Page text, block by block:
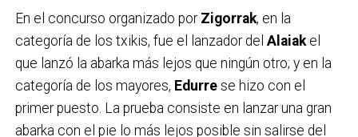
En el concurso organizado por Zigorrak, en la
categoría de los txikis, fue el lanzador del Alaiakel
que lanzó la abarka más lejos que ningún otro; y en la
categoría de los mayores, Edurre se hizo con el
primer puesto. La prueba consiste en lanzar una gran
abarka con el pie lo más lejos posible sin salirse del